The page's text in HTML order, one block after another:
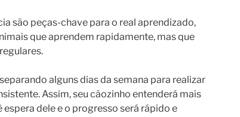
são peças-chave para o real aprendizado,
que aprendem rapidamente, mas que
alguns dias da semana para realizar
Assim, seu cãozinho entenderá mais
dele e o progresso será rápido e